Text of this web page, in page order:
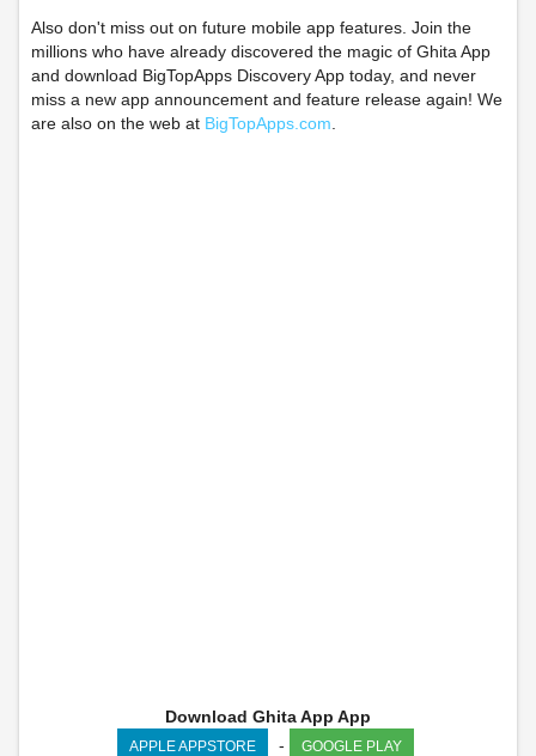
Also don't miss out on future mobile app features. Join the
millions who have already discovered the magic of Ghita App
and download BigTopApps Discovery App today, and never
miss a new app announcement and feature release again! We
are also on the web at BigTopApps.com
Download Ghita App App
APPLE APPSTORE - GOOGLE PLAY